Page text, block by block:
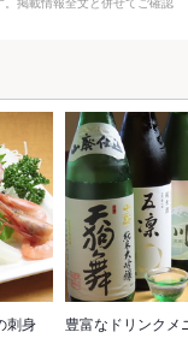
刺身 豊富なドリンクメ